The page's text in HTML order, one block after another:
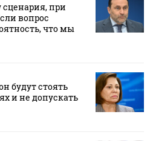
при
вопрос
что мы
будут стоять
и не допускать